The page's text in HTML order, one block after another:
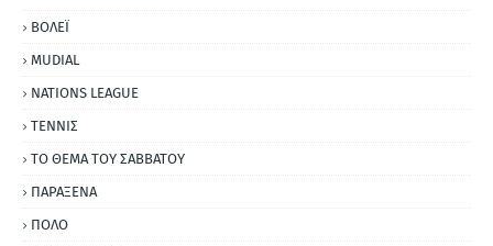
ΒΟΛΕΪ
MUDIAL
NATIONS LEAGUE
ΤΕΝΝΙΣ
ΤΟ ΘΕΜΑ ΤΟΥ ΣΑΒΒΑΤΟΥ
ΠΑΡΑΞΕΝΑ
ΠΟΛΟ